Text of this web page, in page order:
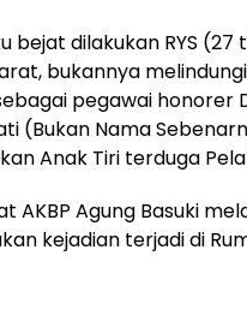
bejat dilakukan RYS
bukannya
pegawai honorer
(Bukan Nama
Anak Tiri terduga
AKBP Agung Basuki
kejadian terjadi di